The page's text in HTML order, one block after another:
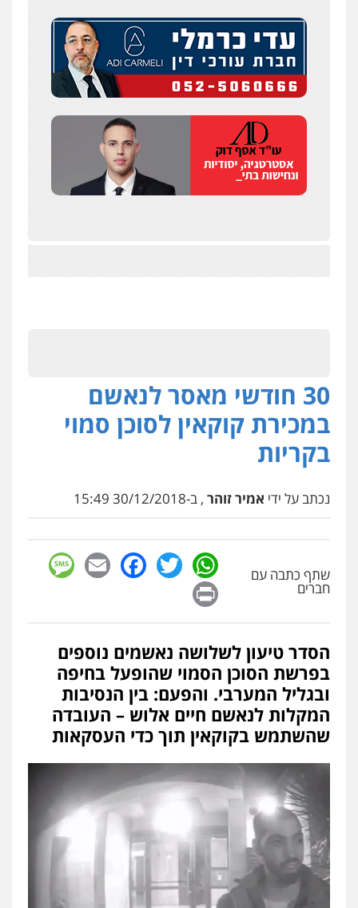
30 חודשי מאסר לנאשם
במכירת קוקאין לסוכן סמוי
בקריות
נכתב על ידי אמיר זוהר , ב-30/12/2018 15:49
שתף כתבה עם
חברים
WhatsApp
Twitter
Facebook
Email
הסדר טיעון לשלושה נאשמים נוספים
בפרשת הסוכן הסמוי שהופעל בחיפה
ובגליל המערבי. והפעם: בין הנסיבות
המקלות לנאשם חיים אלוש – העובדה
שהשתמש בקוקאין תוך כדי העסקאות